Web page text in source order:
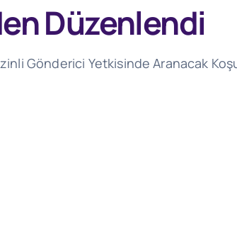
Düzenlendi
Gönderici Yetkisinde Aranacak